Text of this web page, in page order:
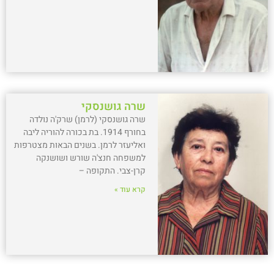
שרה גושנסקי
שרה גושנסקי (לרמן) שרק'ה נולדה
בחורף 1914. בת בכורה להוריה ליבה
ואליעזר לרמן. בשנים הבאות מצטרפות
למשפחה חנצ'ה שורש ושושנקה
קרן-צבי. התקופה –
קרא עוד »